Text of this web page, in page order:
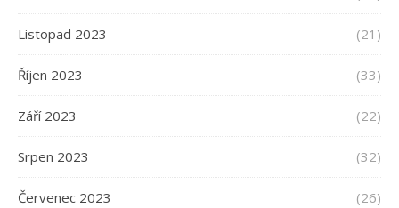
Listopad 2023 (21)
Říjen 2023 (33)
Září 2023 (22)
Srpen 2023 (32)
Červenec 2023 (26)